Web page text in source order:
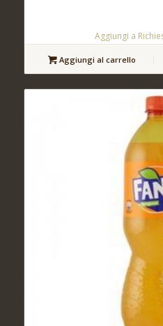
Aggiungi a
Aggiungi al carrello